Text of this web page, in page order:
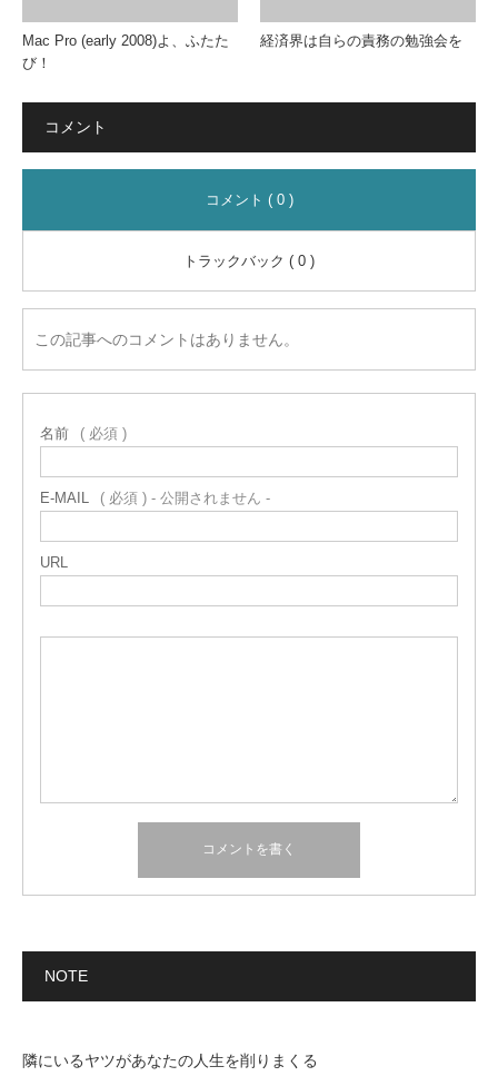
Mac Pro (early 2008)よ、ふたた
び！
経済界は自らの責務の勉強会を
コメント
コメント ( 0 )
トラックバック ( 0 )
この記事へのコメントはありません。
名前 ( 必須 )
E-MAIL ( 必須 ) - 公開されません -
URL
NOTE
隣にいるヤツがあなたの人生を削りまくる